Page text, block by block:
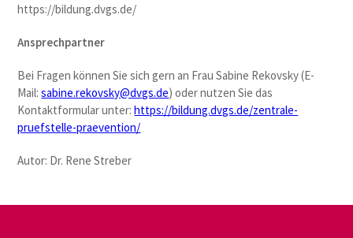
https://bildung.dvgs.de/
Ansprechpartner
Bei Fragen können Sie sich gern an Frau Sabine Rekovsky (E-
Mail:sabine.rekovsky@dvgs.de) oder nutzen Sie das
Kontaktformular unter:https://bildung.dvgs.de/zentrale-
pruefstelle-praevention/
Autor: Dr. Rene Streber